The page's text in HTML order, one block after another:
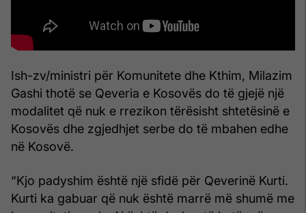
Ish-zv/ministri për Komunitete dhe Kthim, Milazim
Gashi thotë se Qeveria e Kosovës do të gjejë një
modalitet që nuk e rrezikon tërësisht shtetësinë e
Kosovës dhe zgjedhjet serbe do të mbahen edhe
në Kosovë.
“Kjo padyshim është një sfidë për Qeverinë Kurti.
Kurti ka gabuar që nuk është marrë më shumë me